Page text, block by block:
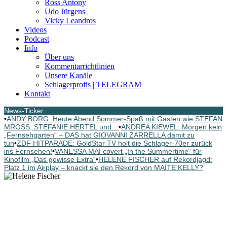
Ross Antony
Udo Jürgens
Vicky Leandros
Videos
Podcast
Info
Über uns
Kommentarrichtlinien
Unsere Kanäle
Schlagerprofis | TELEGRAM
Kontakt
News-Ticker
•ANDY BORG: Heute Abend Sommer-Spaß mit Gästen wie STEFAN
MROSS, STEFANIE HERTEL und… •ANDREA KIEWEL: Morgen kein
„Fernsehgarten“ – DAS hat GIOVANNI ZARRELLA damit zu
tun•ZDF HITPARADE: GoldStar TV holt die Schlager-70er zurück
ins Fernsehen!•VANESSA MAI covert „In the Summertime“ für
Kinofilm „Das gewisse Extra“•HELENE FISCHER auf Rekordjagd:
Platz 1 im Airplay – knackt sie den Rekord von MAITE KELLY?